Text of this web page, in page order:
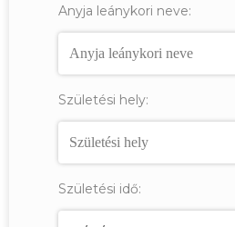
Anyja leánykori neve:
Születési hely:
Születési idő: